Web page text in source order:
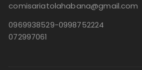
comisariatolahabana@gmail.com
0969938529-0998752224
072997061